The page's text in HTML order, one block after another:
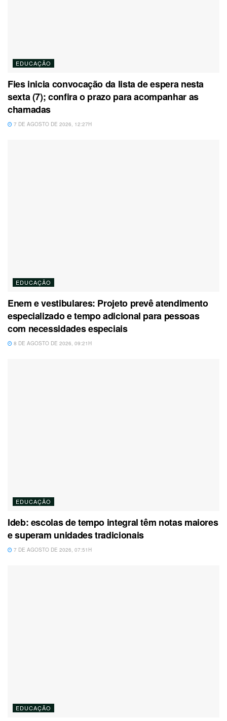
EDUCAÇÃO
Fies inicia convocação da lista de espera nesta
sexta (7); confira o prazo para acompanhar as
chamadas
7 DE AGOSTO DE 2026, 12:27H
EDUCAÇÃO
Enem e vestibulares: Projeto prevê atendimento
especializado e tempo adicional para pessoas
com necessidades especiais
8 DE AGOSTO DE 2026, 09:21H
EDUCAÇÃO
Ideb: escolas de tempo integral têm notas maiores
e superam unidades tradicionais
7 DE AGOSTO DE 2026, 07:51H
EDUCAÇÃO